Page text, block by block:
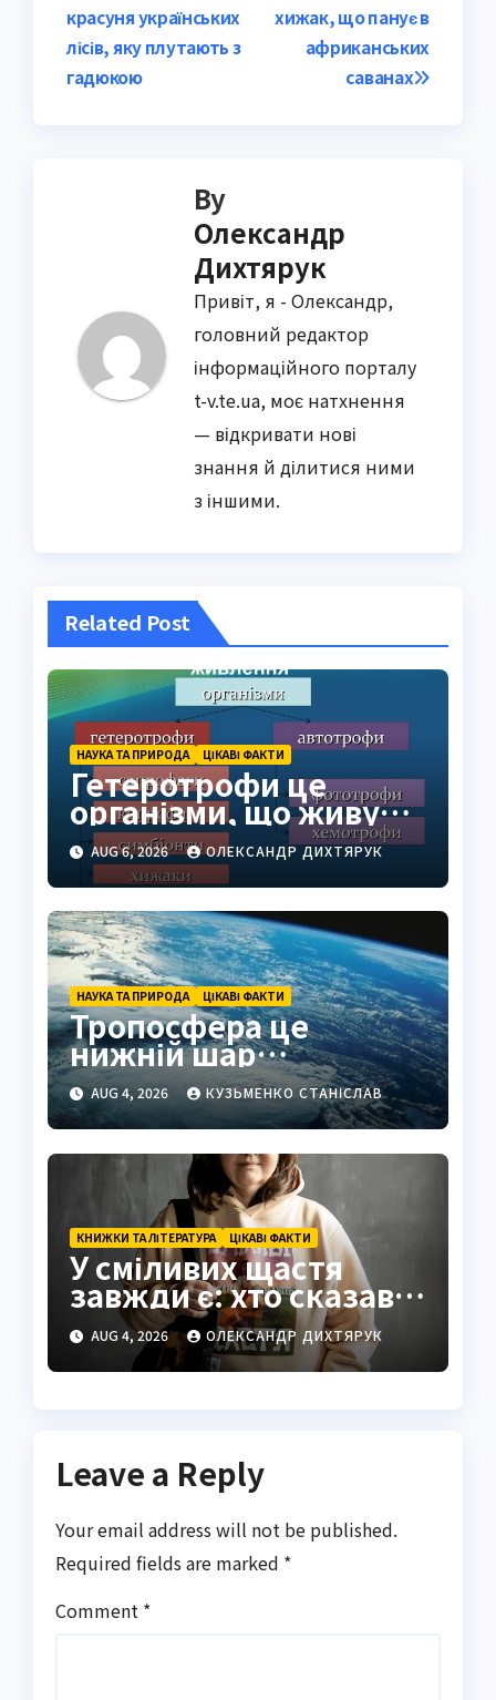
navigation
хижак, що панує в
африканських
саванах
красуня українських
лісів, яку плутають з
гадюкою
By
Олександр
Дихтярук
Привіт, я - Олександр,
головний редактор
інформаційного порталу
t-v.te.ua, моє натхнення
— відкривати нові
знання й ділитися ними
з іншими.
Related Post
НАУКА ТА ПРИРОДА ЦІКАВІ ФАКТИ
Гетеротрофи це
організми, що живуть
за рахунок готової
органіки
AUG 6, 2026 ОЛЕКСАНДР ДИХТЯРУК
НАУКА ТА ПРИРОДА ЦІКАВІ ФАКТИ
Тропосфера це
нижній шар
атмосфери Землі
AUG 4, 2026 КУЗЬМЕНКО СТАНІСЛАВ
КНИЖКИ ТА ЛІТЕРАТУРА ЦІКАВІ ФАКТИ
У сміливих щастя
завжди є: хто сказав і
що означає ця
мудрість
AUG 4, 2026 ОЛЕКСАНДР ДИХТЯРУК
Leave a Reply
Your email address will not be published.
Required fields are marked *
Comment *